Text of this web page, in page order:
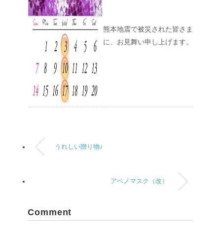
熊本地震で被災された皆さま
に、お見舞い申し上げます。
うれしい贈り物♪
アベノマスク（改）
Comment